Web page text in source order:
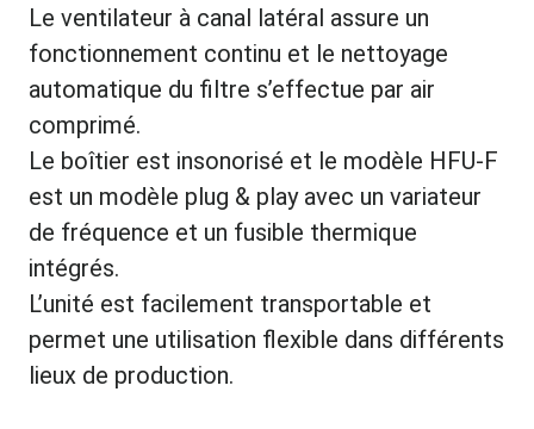
Le ventilateur à canal latéral assure un
fonctionnement continu et le nettoyage
automatique du filtre s’effectue par air
comprimé.
Le boîtier est insonorisé et le modèle HFU-F
est un modèle plug & play avec un variateur
de fréquence et un fusible thermique
intégrés.
L’unité est facilement transportable et
permet une utilisation flexible dans différents
lieux de production.